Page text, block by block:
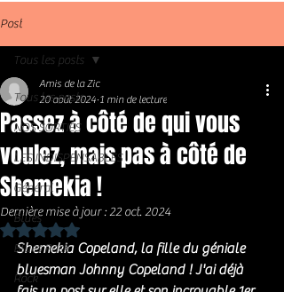
Post
Tous les posts
NOS SORTIES
LES INDISPENSABLES
Général
Blues
Blues Rock
Rock
Tous les posts
Passez à côté de qui vous
voulez, mais pas à côté de
Shemekia !
Amis de la Zic
20 août 2024 1 min de lecture
Dernière mise à jour :22 oct. 2024
Noté NaN étoiles sur 5.
Shemekia Copeland, la fille du géniale
bluesman Johnny Copeland ! J'ai déjà